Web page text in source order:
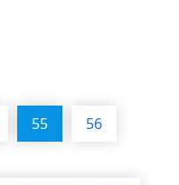
55
56